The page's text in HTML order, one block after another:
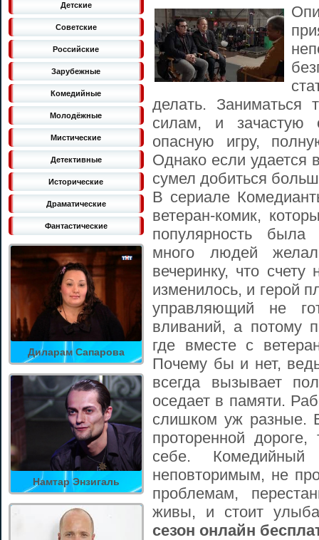
Детские
Советские
Российские
Зарубежные
Комедийные
Молодёжные
Мистические
Детективные
Исторические
Драматические
Фантастические
Диларам Сапарова
Намтар Энзигаль
делать. Заниматься
силам, и зачастую
опасную игру,
Однако если удается
сумел добиться
В сериале
ветеран-комик,
популярность была
много людей
вечеринку, что
изменилось, и герой
управляющий не
вливаний, а потому
где вместе с
Почему бы и нет,
всегда вызывает
оседает в памяти.
слишком уж разные.
проторенной
себе.
неповторимым, не
проблемам,
живы, и стоит
сезон онлайн